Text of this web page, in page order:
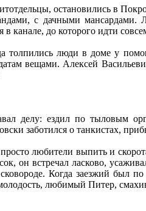
остановились в
с дачными
канале, до которого идти
толпились люди в доме у
вещами. Алексей
делу: ездил по тыловым
заботился о танкистах,
любители выпить и
он встречал ласково,
Когда заезжий был
любимый Питер,